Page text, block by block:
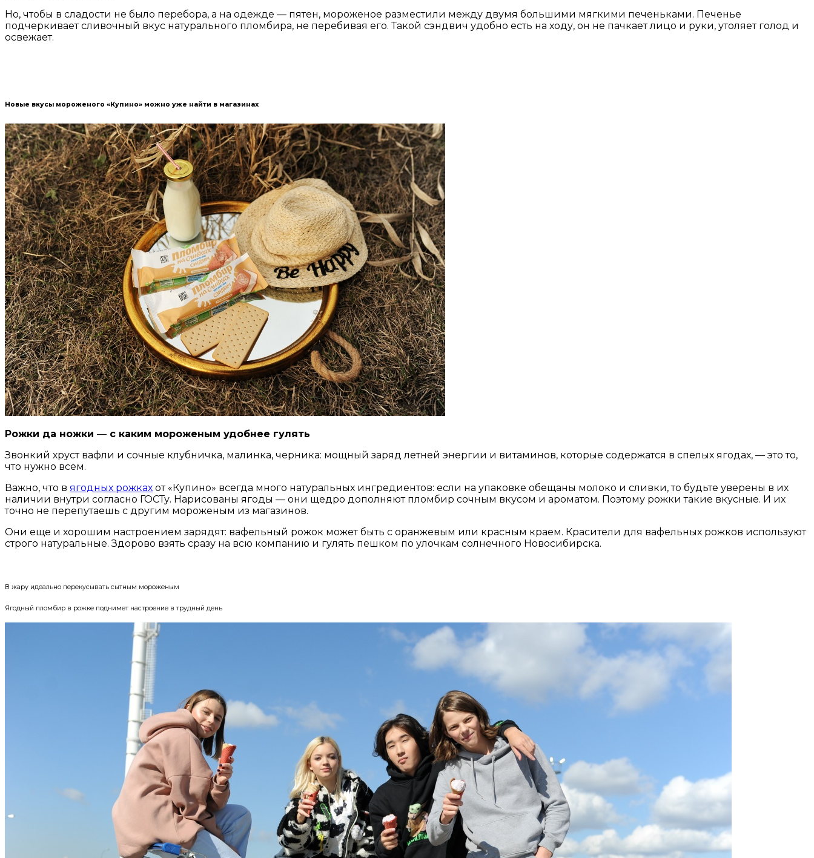
Но, чтобы в сладости не было перебора, а на одежде — пятен, мороженое разместили между двумя большими мягкими печеньками. Печенье
подчеркивает сливочный вкус натурального пломбира, не перебивая его. Такой сэндвич удобно есть на ходу, он не пачкает лицо и руки, утоляет голод и
освежает.
Новые вкусы мороженого «Купино» можно уже найти в магазинах
Рожки да ножки — с каким мороженым удобнее гулять
Звонкий хруст вафли и сочные клубничка, малинка, черника: мощный заряд летней энергии и витаминов, которые содержатся в спелых ягодах, — это то,
что нужно всем.
Важно, что в ягодных рожках от «Купино» всегда много натуральных ингредиентов: если на упаковке обещаны молоко и сливки, то будьте уверены в их
наличии внутри согласно ГОСТу. Нарисованы ягоды — они щедро дополняют пломбир сочным вкусом и ароматом. Поэтому рожки такие вкусные. И их
точно не перепутаешь с другим мороженым из магазинов.
Они еще и хорошим настроением зарядят: вафельный рожок может быть с оранжевым или красным краем. Красители для вафельных рожков используют
строго натуральные. Здорово взять сразу на всю компанию и гулять пешком по улочкам солнечного Новосибирска.
В жару идеально перекусывать сытным мороженым
Ягодный пломбир в рожке поднимет настроение в трудный день